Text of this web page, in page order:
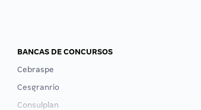
BANCAS DE CONCURSOS
Cebraspe
Cesgranrio
Consulplan